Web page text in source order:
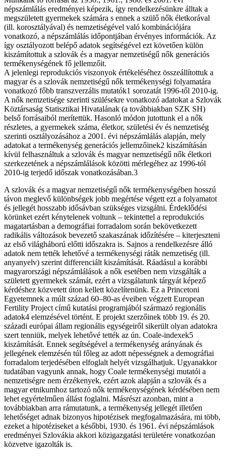
népszámlálás eredményei képezik, így rendelkezésünkre álltak a
megszületett gyermekek számára s ennek a szülő nők életkorával
(ill. korosztályával) és nemzetiségével való kombinációjára
vonatkozó, a népszámlálás időpontjában érvényes információk. Az
így osztályozott belépő adatok segítségével ezt követően külön
kiszámítottuk a szlovák és a magyar nemzetiségű nők generációs
termékenységének fő jellemzőit.
A jelenlegi reprodukciós viszonyok értékeléséhez összeállítottuk a
magyar és a szlovák nemzetiségű nők termékenységi folyamatára
vonatkozó főbb transzverzális mutatók1 sorozatát 1996-től 2010-ig.
A nők nemzetisége szerinti szülésekre vonatkozó adatokat a Szlovák
Köztársaság Statisztikai Hivatalának (a továbbiakban SZK SH)
belső forrásaiból merítettük. Hasonló módon jutottunk el a nők
részletes, a gyermekek száma, életkor, születési év és nemzetiség
szerinti osztályozásához a 2001. évi népszámlálás alapján, mely
adatokat a termékenység generációs jellemzőinek2 kiszámításán
kívül felhasználtuk a szlovák és magyar nemzetiségű nők életkori
szerkezetének a népszámlálások közötti mérlegéhez az 1996-tól
2010-ig terjedő időszak vonatkozásában.3
A szlovák és a magyar nemzetiségű nők termékenységében hosszú
távon meglevő különbségek jobb megértése végett ezt a folyamatot
és jellegét hosszabb idősávban szükséges vizsgálni. Érdeklődési
körünket ezért kénytelenek voltunk – tekintettel a reprodukciós
magatartásban a demográfiai forradalom során bekövetkezett
radikális változások bevezető szakaszának időzítésére – kiterjeszteni
az első világháború előtti időszakra is. Sajnos a rendelkezésre álló
adatok nem tették lehetővé a termékenységi ráták nemzetiség (ill.
anyanyelv) szerint differenciált kiszámítását. Ráadásul a korábbi
magyarországi népszámlálások a nők esetében nem vizsgálták a
született gyermekek számát, ezért a vizsgálatunk tárgyát képező
kérdéshez közvetett úton kellett közelítenünk. Ez a Princetoni
Egyetemnek a múlt század 60–80-as éveiben végzett European
Fertility Project című kutatási programjából származó regionális
adatok4 elemzésével történt. E projekt szerzőinek több 19. és 20.
századi európai állam regionális egységeiről sikerült olyan adatokra
szert tenniük, melyek lehetővé tették az ún. Coale-indexek5
kiszámítását. Ennek segítségével a termékenység arányának és
jellegének elemzésén túl főleg az adott népességnek a demográfiai
forradalom terjedésében elfoglalt helyét vizsgálhatjuk. Ugyanakkor
tudatában vagyunk annak, hogy Coale termékenységi mutatói a
nemzetiségre nem érzékenyek, ezért azok alapján a szlovák és a
magyar etnikumhoz tartozó nők termékenységének kérdésében nem
lehet egyértelműen állást foglalni. Másrészt azonban, mint a
továbbiakban arra rámutatunk, a termékenység jellegét illetően
lehetőséget adnak bizonyos hipotézisek megfogalmazására, mi több,
ezeket a hipotéziseket a későbbi, 1930. és 1961. évi népszámlások
eredményei Szlovákia akkori közigazgatási területére vonatkozóan
közvetve igazolták is.